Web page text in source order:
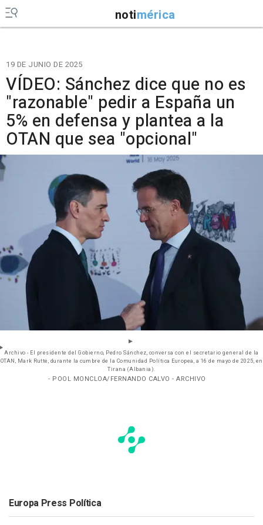
notimérica
19 DE JUNIO DE 2025
VÍDEO: Sánchez dice que no es
"razonable" pedir a España un
5% en defensa y plantea a la
OTAN que sea "opcional"
Archivo - El presidente del Gobierno, Pedro Sánchez, conversa con el secretario general de la
OTAN, Mark Rutte, durante la cumbre de la Comunidad Política Europea, a 16 de mayo de 2025, en
Tirana (Albania).
- POOL MONCLOA/FERNANDO CALVO - ARCHIVO
Europa Press Política